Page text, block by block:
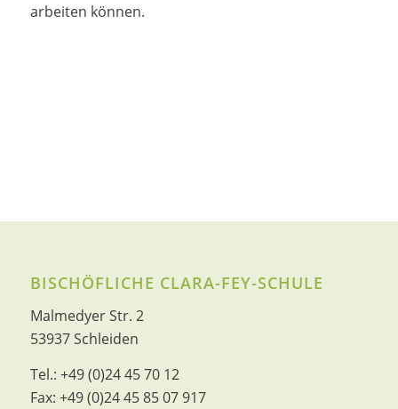
arbeiten können.
BISCHÖFLICHE CLARA-FEY-SCHULE
Malmedyer Str. 2
53937 Schleiden
Tel.: +49 (0)24 45 70 12
Fax: +49 (0)24 45 85 07 917